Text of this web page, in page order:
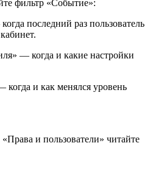
фильтр «Событие»:
последний раз пользователь
— когда и какие настройки
когда и как менялся уровень
и пользователи» читайте